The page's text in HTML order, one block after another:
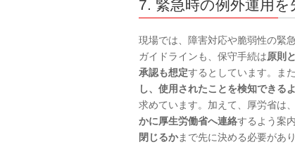
7. 緊急時の例外運用を
現場では、障害対応や脆弱性の緊
ガイドラインも、保守手続は原則
承認も想定するとしています。ま
し、使用されたことを検知できる
求めています。加えて、厚労省は
かに厚生労働省へ連絡するよう案
閉じるかまで先に決める必要があり